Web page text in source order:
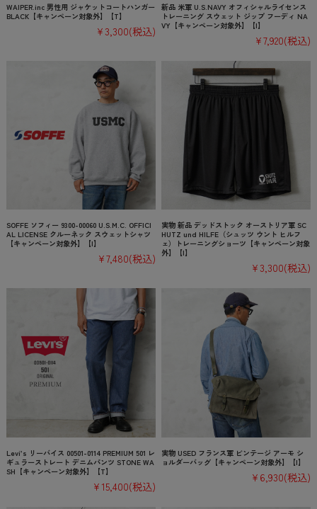
WAIPER.inc 男性用 ジャケットコートハンガー
BLACK【キャンペーン対象外】【T】
¥3,300(税込)
新品 米軍 U.S.NAVY オフィシャルライセンス
トレーニング スウェット ジップ フーディ NA
VY【キャンペーン対象外】【I】
¥7,920(税込)
SOFFE ソフィー 9300-00060 U.S.M.C. OFFICI
AL LICENSE クルーネック スウェットシャツ
【キャンペーン対象外】【I】
¥7,480(税込)
実物 新品 デッドストック オーストリア軍 SC
HUTZ und HILFE（シュッツ ウント ヒルフ
ェ）トレーニングショーツ【キャンペーン対象
外】【I】
¥3,300(税込)
Levi’s リーバイス 00501-0114 PREMIUM 501 レ
ギュラーストレート デニムパンツ STONE WA
SH【キャンペーン対象外】【T】
¥15,400(税込)
実物 USED フランス軍 ビンテージ アーモ シ
ョルダーバッグ【キャンペーン対象外】【I】
¥6,930(税込)